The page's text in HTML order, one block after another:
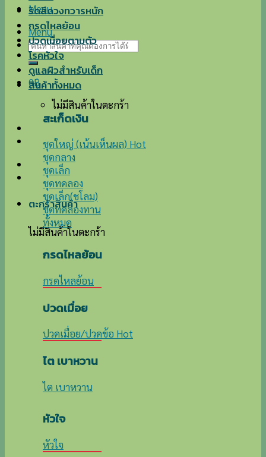
Menu
Menu
ค้นหา:
0฿
ไม่มีสินค้าในตะกร้า
ตะกร้าสินค้า
ไม่มีสินค้าในตะกร้า
ริดสีดวงทวารหนัก
กรดไหลย้อน
ปวดเมื่อยตามตัว
โรคหัวใจ
ดูแลผิวสำหรับเด็ก
สินค้าทั้งหมด
สะเก็ดเงิน
ชุดใหญ่ (เน้นเห็นผล)
ชุดกลาง
ชุดเล็ก
ชุดทดลอง
ชุดเล็ก(ชโลม)
ชุดทดลองทาน
ทั้งหมด
กรดไหลย้อน
กรดไหลย้อน
ปวดเมื่อย
ปวดเมื่อย/ปวดข้อ
ไต เบาหวาน
ไต เบาหวาน
หัวใจ
หัวใจ